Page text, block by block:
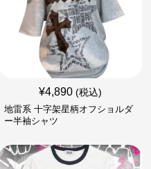
¥4,890 (税込)
地雷系 十字架星柄オフショルダ
ー半袖シャツ